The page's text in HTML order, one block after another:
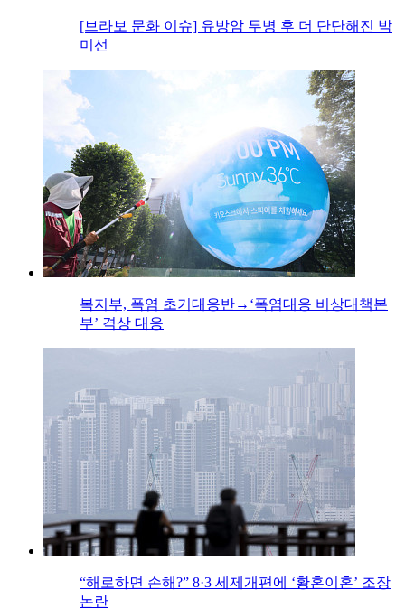
[브라보 문화 이슈] 유방암 투병 후 더 단단해진 박
미선
복지부, 폭염 초기대응반→‘폭염대응 비상대책본
부’ 격상 대응
“해로하면 손해?” 8·3 세제개편에 ‘황혼이혼’ 조장
논란